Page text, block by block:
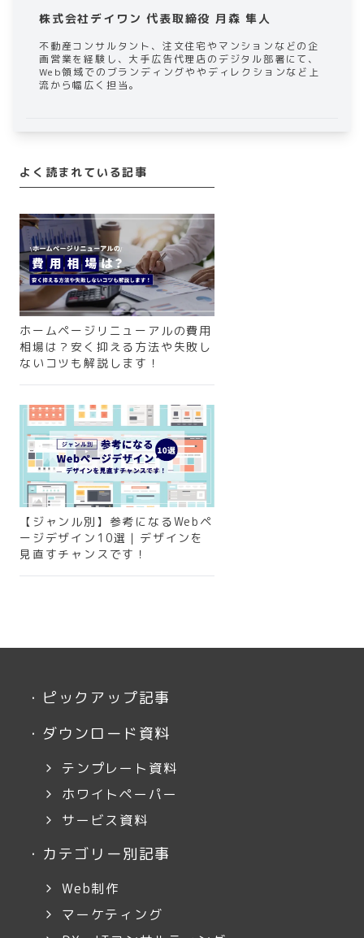
株式会社デイワン 代表取締役 月森 隼人
不動産コンサルタント、注文住宅やマンションなどの企
画営業を経験し、大手広告代理店のデジタル部署にて、
Web領域でのブランディングややディレクションなど上
流から幅広く担当。
よく読まれている記事
ホームページリニューアルの費用
相場は？安く抑える方法や失敗し
ないコツも解説します！
【ジャンル別】参考になるWebペ
ージデザイン10選｜デザインを
見直すチャンスです！
・ ピックアップ記事
・ ダウンロード資料
テンプレート資料
ホワイトペーパー
サービス資料
・ カテゴリー別記事
Web制作
マーケティング